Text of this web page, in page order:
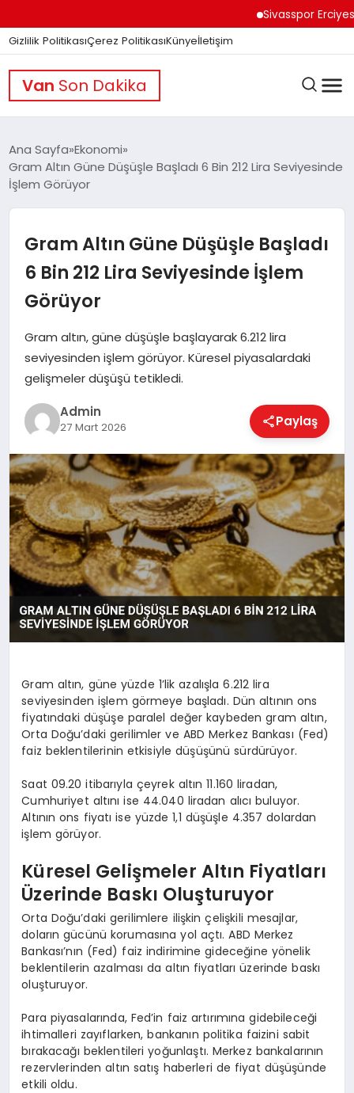
Sivasspor Erciyes
Gizlilik PolitikasıÇerez PolitikasıKünyeİletişim
Van Son Dakika
GÜNDEM
DÜNYA
EĞITIM
EKONOMI
MAGAZIN
SAĞLIK
SPOR
TEKNOLOJI
Ana Sayfa Ekonomi
Gram Altın Güne Düşüşle Başladı 6 Bin 212 Lira Seviyesinde
İşlem Görüyor
Gram Altın Güne Düşüşle Başladı
6 Bin 212 Lira Seviyesinde İşlem
Görüyor
Gram altın, güne düşüşle başlayarak 6.212 lira
seviyesinden işlem görüyor. Küresel piyasalardaki
gelişmeler düşüşü tetikledi.
Admin
27 Mart 2026 Paylaş
Gram altın, güne yüzde 1’lik azalışla 6.212 lira
seviyesinden işlem görmeye başladı. Dün altının ons
fiyatındaki düşüşe paralel değer kaybeden gram altın,
Orta Doğu’daki gerilimler ve ABD Merkez Bankası (Fed)
faiz beklentilerinin etkisiyle düşüşünü sürdürüyor.
Saat 09.20 itibarıyla çeyrek altın 11.160 liradan,
Cumhuriyet altını ise 44.040 liradan alıcı buluyor.
Altının ons fiyatı ise yüzde 1,1 düşüşle 4.357 dolardan
işlem görüyor.
Küresel Gelişmeler Altın Fiyatları
Üzerinde Baskı Oluşturuyor
Orta Doğu’daki gerilimlere ilişkin çelişkili mesajlar,
doların gücünü korumasına yol açtı. ABD Merkez
Bankası’nın (Fed) faiz indirimine gideceğine yönelik
beklentilerin azalması da altın fiyatları üzerinde baskı
oluşturuyor.
Para piyasalarında, Fed’in faiz artırımına gidebileceği
ihtimalleri zayıflarken, bankanın politika faizini sabit
bırakacağı beklentileri yoğunlaştı. Merkez bankalarının
rezervlerinden altın satış haberleri de fiyat düşüşünde
etkili oldu.